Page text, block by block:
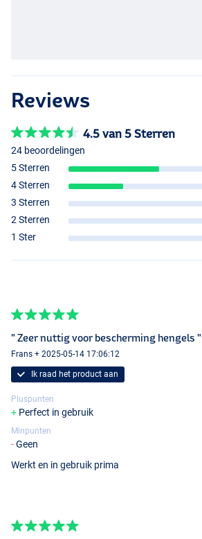
Reviews
4.5 van 5 Sterren
24 beoordelingen
5 Sterren
4 Sterren
3 Sterren
2 Sterren
1 Ster
" Zeer nuttig voor bescherming hengels "
Frans + 2025-05-14 17:06:12
Ik raad het product aan
Pluspunten
Perfect in gebruik
Minpunten
Geen
Werkt en in gebruik prima